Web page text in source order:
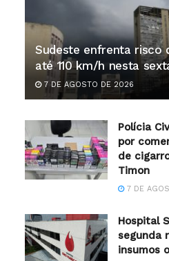
Sudeste enfrenta risco
até 110 km/h nesta
7 DE AGOSTO DE 2026
Polícia
por
de
Timon
7 DE
Hospital
segunda
insumos